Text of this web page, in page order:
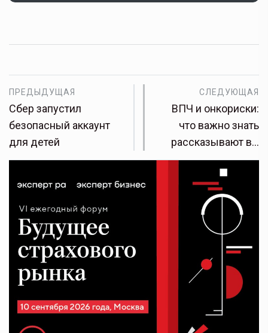
ПРЕДЫДУЩАЯ
Сбер запустил
безопасный аккаунт
для детей
СЛЕДУЮЩАЯ
ВПЧ и онкориски:
что важно знать
рассказывают в…